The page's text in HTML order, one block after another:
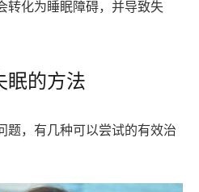
转化为睡眠障碍，并导致失
眠的方法
题，有几种可以尝试的有效治